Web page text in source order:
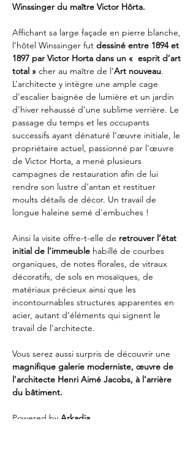
Winssinger du maître Victor Hôrta.
Affichant sa large façade en pierre blanche,
l’hôtel Winssinger fut dessiné entre 1894 et
1897 par Victor Horta dans un «  esprit d’art
total » cher au maître de l’Art nouveau.
L’architecte y intègre une ample cage
d'escalier baignée de lumière et un jardin
d'hiver rehaussé d’une sublime verrière. Le
passage du temps et les occupants
successifs ayant dénaturé l’œuvre initiale, le
propriétaire actuel, passionné par l'œuvre
de Victor Horta, a mené plusieurs
campagnes de restauration afin de lui
rendre son lustre d'antan et restituer
moults détails de décor. Un travail de
longue haleine semé d'embuches !
Ainsi la visite offre-t-elle de retrouver l’état
initial de l'immeuble habillé de courbes
organiques, de notes florales, de vitraux
décoratifs, de sols en mosaïques, de
matériaux précieux ainsi que les
incontournables structures apparentes en
acier, autant d’éléments qui signent le
travail de l’architecte.
Vous serez aussi surpris de découvrir une
magnifique galerie moderniste, œuvre de
l'architecte Henri Aimé Jacobs, à l'arrière
du bâtiment.
Powered by Arkadia